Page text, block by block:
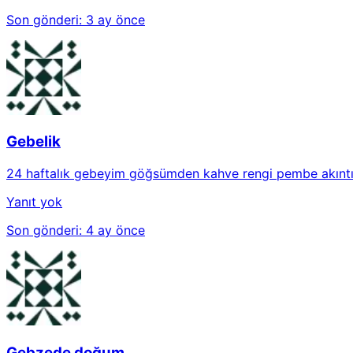
Son gönderi: 3 ay önce
Gebelik
24 haftalık gebeyim göğsümden kahve rengi pembe
Yanıt yok
Son gönderi: 4 ay önce